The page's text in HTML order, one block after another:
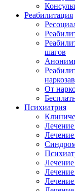
Реабилитация
шагов
От
Психиатрия
Лечение
Лечение
Лечение
Лечение